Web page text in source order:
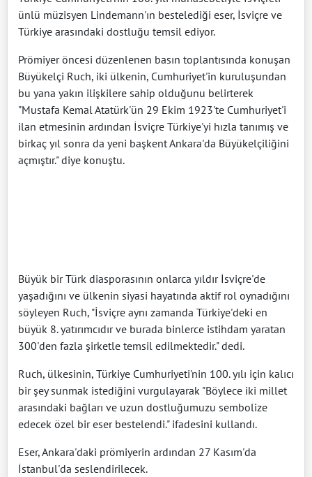
ünlü müzisyen Lindemann'ın bestelediği eser, İsviçre ve
Türkiye arasındaki dostluğu temsil ediyor.
Prömiyer öncesi düzenlenen basın toplantısında konuşan
Büyükelçi Ruch, iki ülkenin, Cumhuriyet'in kuruluşundan
bu yana yakın ilişkilere sahip olduğunu belirterek
"Mustafa Kemal Atatürk'ün 29 Ekim 1923'te Cumhuriyet'i
ilan etmesinin ardından İsviçre Türkiye'yi hızla tanımış ve
birkaç yıl sonra da yeni başkent Ankara'da Büyükelçiliğini
açmıştır." diye konuştu.
Büyük bir Türk diasporasının onlarca yıldır İsviçre'de
yaşadığını ve ülkenin siyasi hayatında aktif rol oynadığını
söyleyen Ruch, "İsviçre aynı zamanda Türkiye'deki en
büyük 8. yatırımcıdır ve burada binlerce istihdam yaratan
300'den fazla şirketle temsil edilmektedir." dedi.
Ruch, ülkesinin, Türkiye Cumhuriyeti'nin 100. yılı için kalıcı
bir şey sunmak istediğini vurgulayarak "Böylece iki millet
arasındaki bağları ve uzun dostluğumuzu sembolize
edecek özel bir eser bestelendi." ifadesini kullandı.
Eser, Ankara'daki prömiyerin ardından 27 Kasım'da
İstanbul'da seslendirilecek.